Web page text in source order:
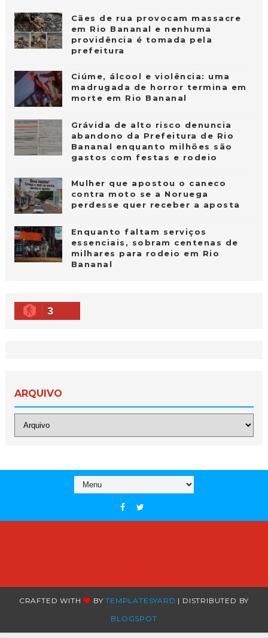
Cães de rua provocam massacre
em Rio Bananal e nenhuma
providência é tomada pela
prefeitura
Ciúme, álcool e violência: uma
madrugada de horror termina em
morte em Rio Bananal
Grávida de alto risco denuncia
abandono da Prefeitura de Rio
Bananal enquanto milhões são
gastos com festas e rodeio
Mulher que apostou o caneco
contra moto se a Noruega
perdesse quer receber a aposta
Enquanto faltam serviços
essenciais, sobram centenas de
milhares para rodeio em Rio
Bananal
3
ARQUIVO
CRAFTED WITH BYTEMPLATESYARD | DISTRIBUTED BY
BLOGSPOT